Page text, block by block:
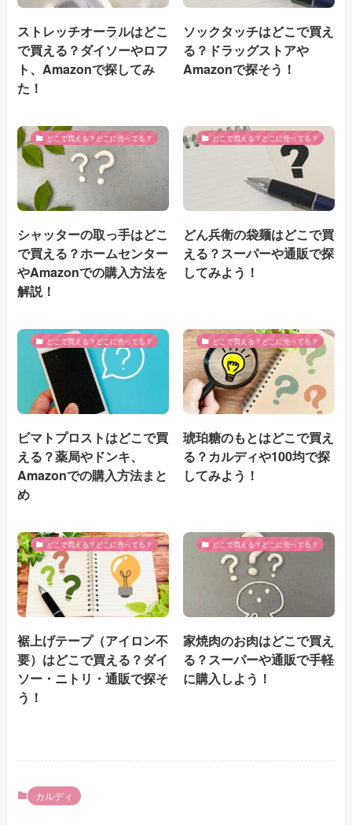
ストレッチオーラルはどこ
で買える？ダイソーやロフ
ト、Amazonで探してみ
た！
ソックタッチはどこで買え
る？ドラッグストアや
Amazonで探そう！
どこで買える？どこに売ってる？
シャッターの取っ手はどこ
で買える？ホームセンター
やAmazonでの購入方法を
解説！
どこで買える？どこに売ってる？
どん兵衛の袋麺はどこで買
える？スーパーや通販で探
してみよう！
どこで買える？どこに売ってる？
ビマトプロストはどこで買
える？薬局やドンキ、
Amazonでの購入方法まと
め
どこで買える？どこに売ってる？
琥珀糖のもとはどこで買え
る？カルディや100均で探
してみよう！
どこで買える？どこに売ってる？
裾上げテープ（アイロン不
要）はどこで買える？ダイ
ソー・ニトリ・通販で探そ
う！
どこで買える？どこに売ってる？
家焼肉のお肉はどこで買え
る？スーパーや通販で手軽
に購入しよう！
カルディ